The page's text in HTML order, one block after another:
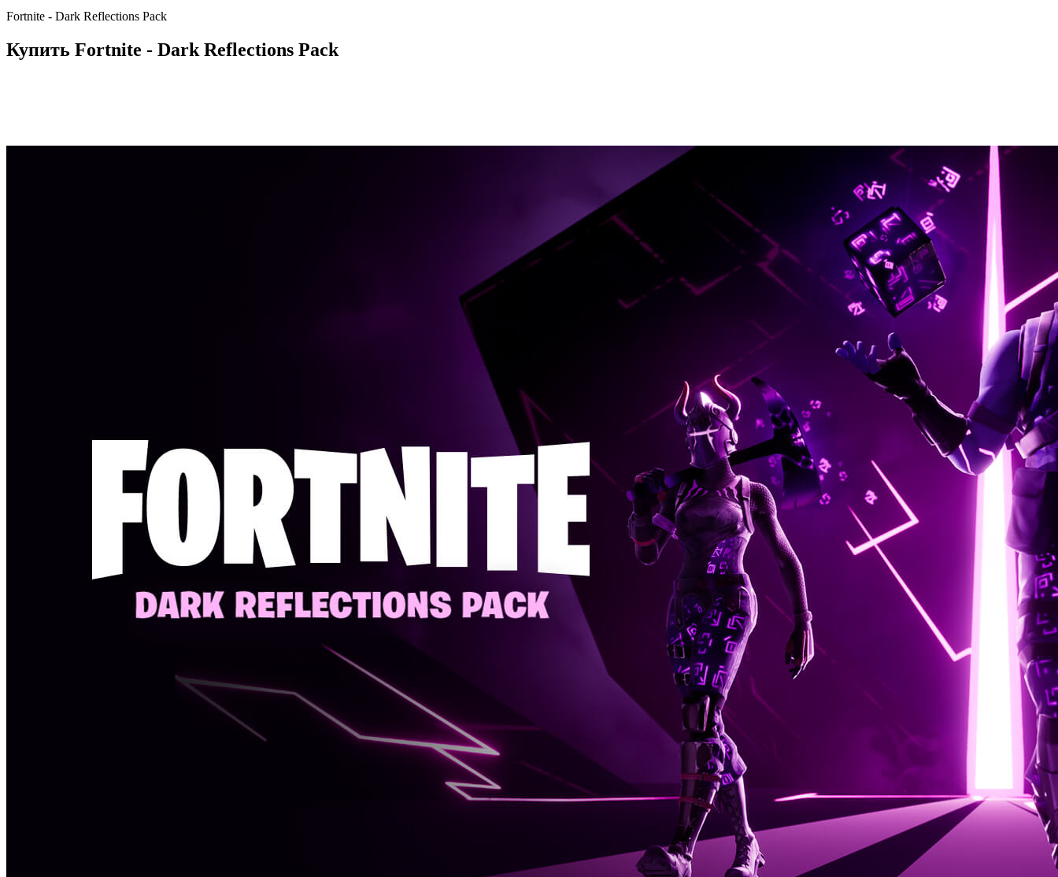
Fortnite - Dark Reflections Pack
Купить Fortnite - Dark Reflections Pack